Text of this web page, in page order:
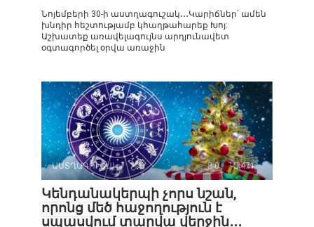
Նոյեմբերի 30-ի աստղագուշակ․․․Կարիճներ՝ ամեն
խնդիր հեշտությամբ կհաղթահարեք Խոյ:
Աշխատեք առավելագույնս արդյունավետ
օգտագործել օրվա առաջին
ԱՍՏՂԱԳՈՒՇԱԿ 0 471
Կենդանակերպի չորս նշան,
որոնց մեծ հաջողություն է
սպասվում տարվա վերջին․․․